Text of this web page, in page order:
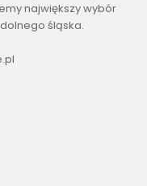
największy wybór
śląska.